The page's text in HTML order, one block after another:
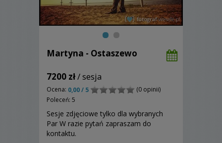
Martyna - Ostaszewo
7200 zł/ sesja
Ocena: 0,00 / 5
(0 opinii)
Poleceń: 5
Sesje zdjęciowe tylko dla wybranych
Par W razie pytań zapraszam do
kontaktu.